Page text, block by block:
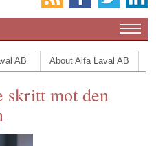
AB About Alfa Laval AB
skritt mot den